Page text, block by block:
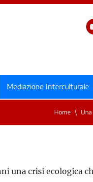
Mediazione Interculturale
Home
una crisi ecologica